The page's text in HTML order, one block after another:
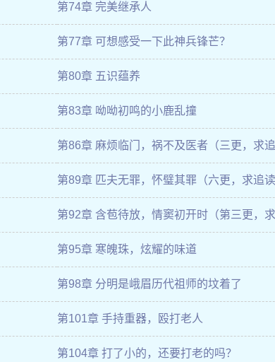
第74章 完美继承人
第77章 可想感受一下此神兵锋芒？
第80章 五识蕴养
第83章 呦呦初鸣的小鹿乱撞
第86章 麻烦临门，祸不及医者（三更，求
第89章 匹夫无罪，怀璧其罪（六更，求追读
第92章 含苞待放，情窦初开时（第三更，
第95章 寒魄珠，炫耀的味道
第98章 分明是峨眉历代祖师的坟着了
第101章 手持重器，殴打老人
第104章 打了小的，还要打老的吗？